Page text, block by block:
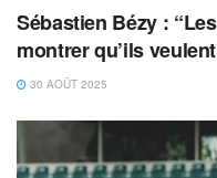
Sébastien Bézy :
montrer qu’ils
30 AOÛT 2025